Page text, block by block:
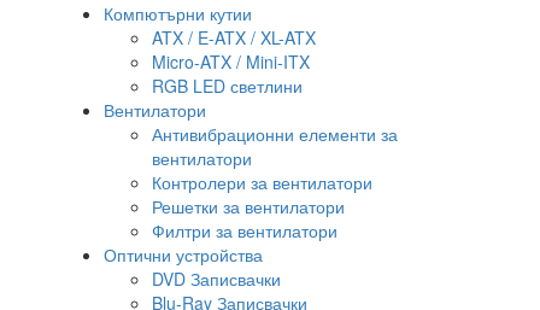
Компютърни кутии
ATX / E-ATX / XL-ATX
Micro-ATX / Mini-ITX
RGB LED светлини
Вентилатори
Антивибрационни елементи за
вентилатори
Контролери за вентилатори
Решетки за вентилатори
Филтри за вентилатори
Оптични устройства
DVD Записвачки
Blu-Ray Записвачки